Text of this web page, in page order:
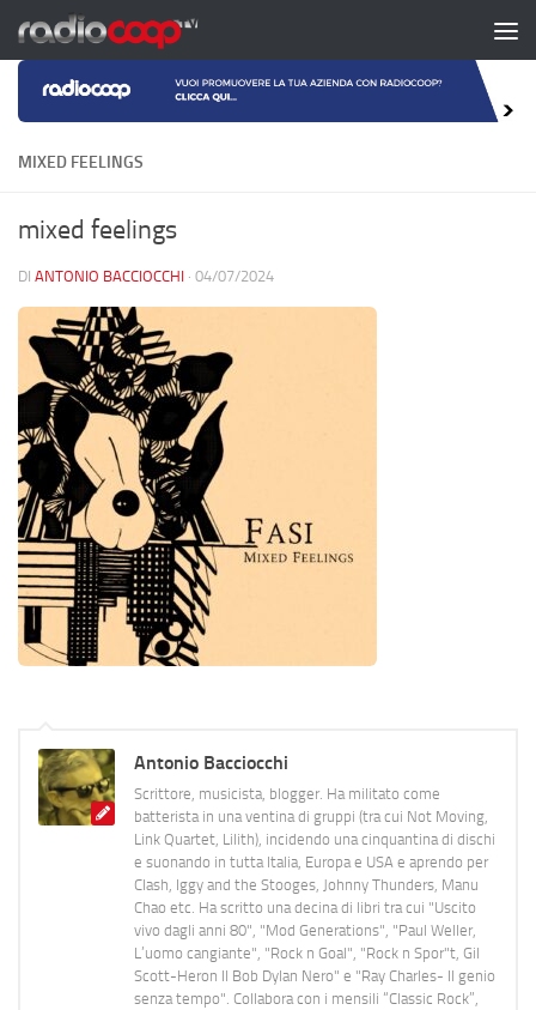
Salta al contenuto
MIXED FEELINGS
mixed feelings
DI ANTONIO BACCIOCCHI · 04/07/2024
Antonio Bacciocchi
Scrittore, musicista, blogger. Ha militato come
batterista in una ventina di gruppi (tra cui Not Moving,
Link Quartet, Lilith), incidendo una cinquantina di dischi
e suonando in tutta Italia, Europa e USA e aprendo per
Clash, Iggy and the Stooges, Johnny Thunders, Manu
Chao etc. Ha scritto una decina di libri tra cui "Uscito
vivo dagli anni 80", "Mod Generations", "Paul Weller,
L’uomo cangiante", "Rock n Goal", "Rock n Spor"t, Gil
Scott-Heron Il Bob Dylan Nero" e "Ray Charles- Il genio
senza tempo". Collabora con i mensili “Classic Rock”,